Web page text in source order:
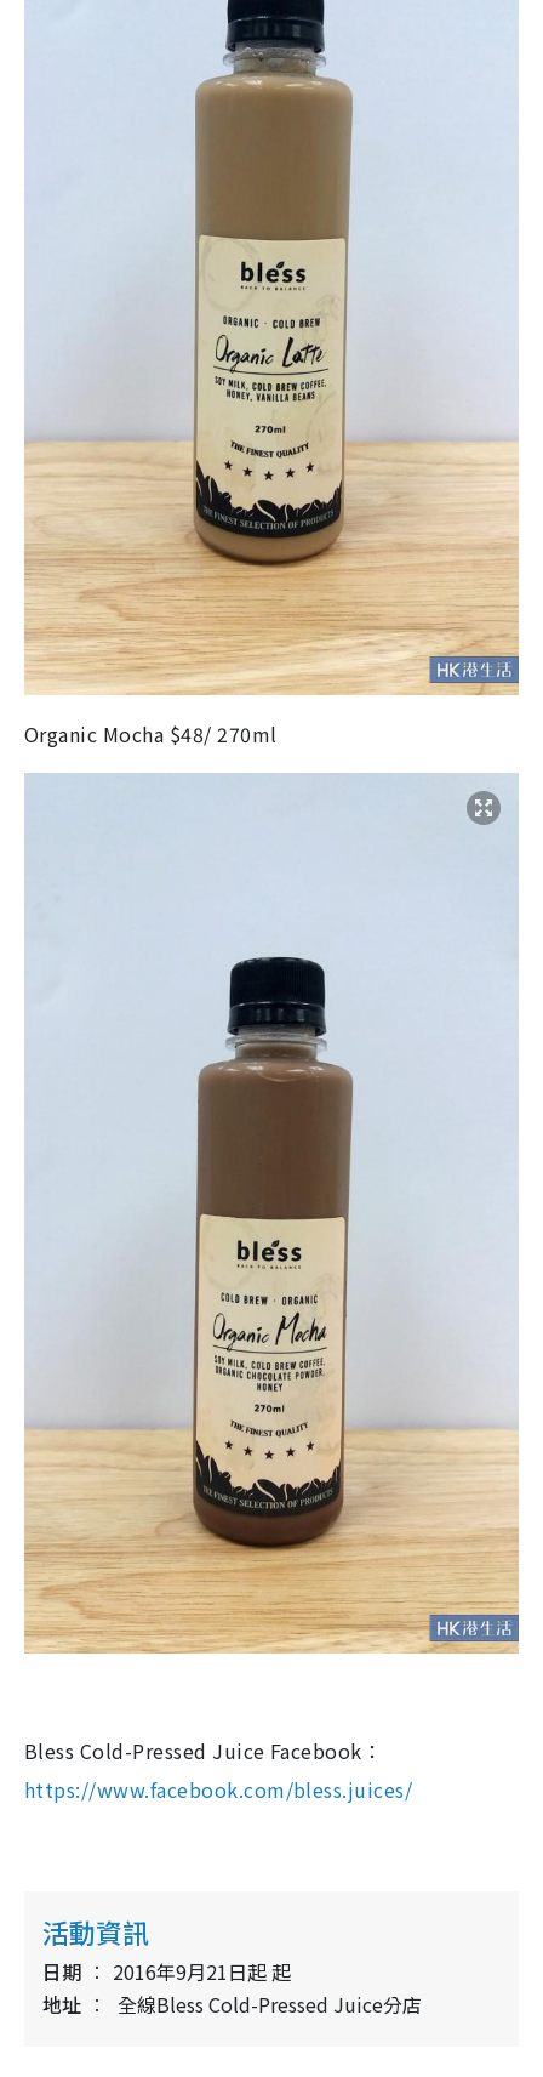
Organic Mocha $48/ 270ml
Bless Cold-Pressed Juice Facebook：
https://www.facebook.com/bless.juices/
活動資訊
日期
2016年9月21日起 起
地址
全線Bless Cold-Pressed Juice分店